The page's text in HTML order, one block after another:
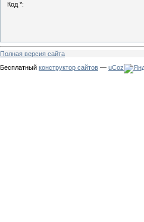
Код *:
Полная версия сайта
Бесплатный конструктор сайтов — uCoz